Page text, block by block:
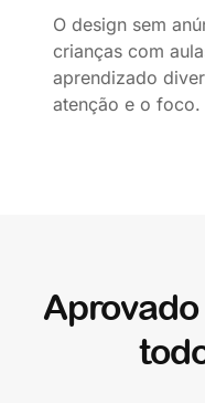
O design sem
crianças com
aprendizado
atenção e o foco.